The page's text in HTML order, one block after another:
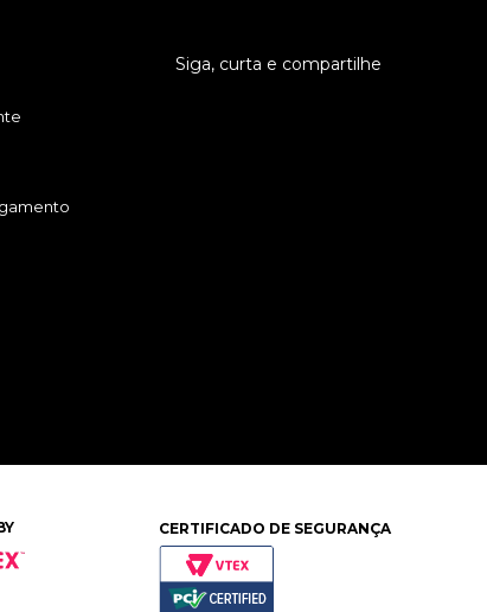
Siga, curta e compartilhe
CERTIFICADO DE SEGURANÇA